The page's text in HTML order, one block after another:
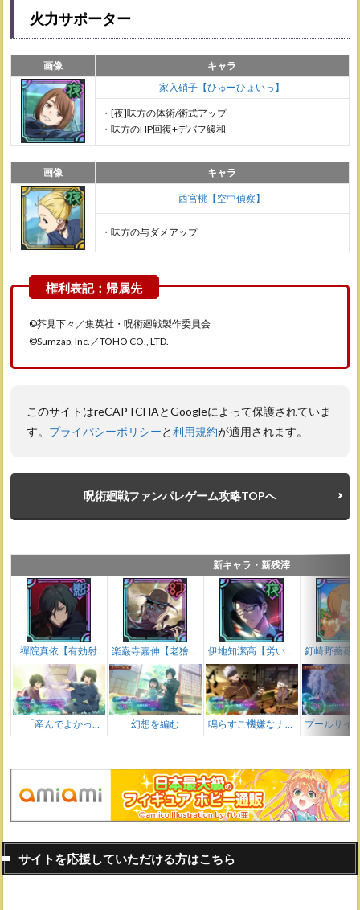
火力サポーター
画像
キャラ
家入硝子【ひゅーひょいっ】
・[夜]味方の体術/術式アップ
・味方のHP回復+デバフ緩和
画像 キャラ
西宮桃【空中偵察】
・味方の与ダメアップ
©芥見下々／集英社・呪術廻戦製作委員会
©Sumzap, Inc.／TOHO CO., LTD.
このサイトはreCAPTCHAとGoogleによって保護されていま
す。 プライバシーポリシーと利用規約が適用されます。
呪術廻戦ファンパレゲーム攻略TOPへ
新キャラ・新残滓
禪院真依【有効射
程】
楽巌寺嘉伸【老獪ロ
ック】
伊地知潔高【労いの
送迎】
釘崎野薔薇
常夏
「産んでよかっ
幻想を編む
鳴らすご機嫌なナン
プールサイ
サイトを応援していただける方はこちら